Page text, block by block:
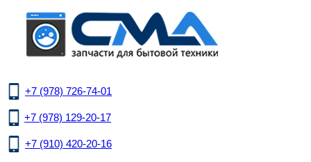
+7 (978) 726-74-01
+7 (978) 129-20-17
+7 (910) 420-20-16